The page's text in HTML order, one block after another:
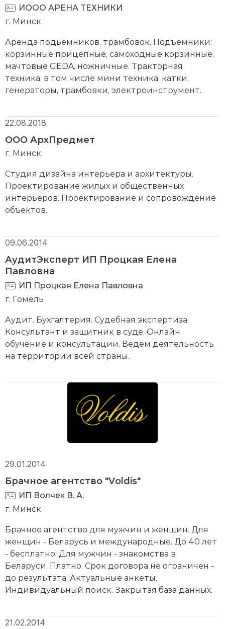
ИООО АРЕНА ТЕХНИКИ
г. Минск
Аренда подьемников, трамбовок. Подъемники:
корзинные прицепные, самоходные корзинные,
мачтовые GEDA, ножничные. Тракторная
техника, в том числе мини техника, катки,
генераторы, трамбовки, электроинструмент.
22.08.2018
ООО АрхПредмет
г. Минск
Студия дизайна интерьера и архитектуры.
Проектирование жилых и общественных
интерьеров. Проектирование и сопровождение
объектов.
09.06.2014
АудитЭксперт ИП Процкая Елена
Павловна
ИП Процкая Елена Павловна
г. Гомель
Аудит. Бухгалтерия. Судебная экспертиза.
Консультант и защитник в суде. Онлайн
обучение и консультации. Ведем деятельность
на территории всей страны.
29.01.2014
Брачное агентство "Voldis"
ИП Волчек В. А.
г. Минск
Брачное агентство для мужчин и женщин. Для
женщин - Беларусь и международные. До 40 лет
- бесплатно. Для мужчин - знакомства в
Беларуси. Платно. Срок договора не ограничен -
до результата. Актуальные анкеты.
Индивидуальный поиск. Закрытая база данных.
21.02.2014